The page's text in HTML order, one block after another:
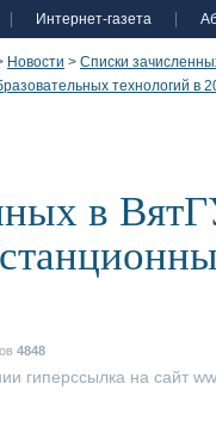
Интернет-газета
Новости > Списки
технологий в
в
4848
гиперссылка на сайт